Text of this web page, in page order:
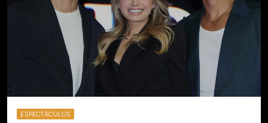
ESPECTÁCULOS